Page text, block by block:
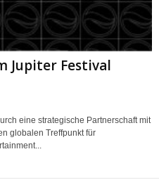
Jupiter Festival
eine strategische Partnerschaft mit
globalen Treffpunkt für